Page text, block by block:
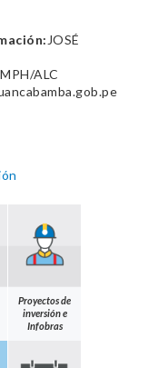
JOSÉ
ALC
Proyectos de
inversión e
Infobras